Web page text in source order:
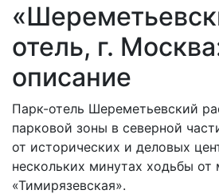
отель, г.
описание
Парк-отель Шереметьевский
парковой зоны в северной
от исторических и деловых
нескольких минутах ходьбы от
«Тимирязевская».